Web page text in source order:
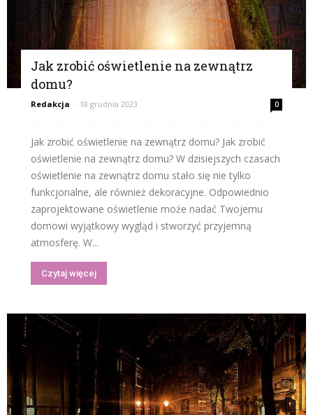
Jak zrobić oświetlenie na zewnątrz
domu?
Redakcja - 18 grudnia 2023 0
Jak zrobić oświetlenie na zewnątrz domu? Jak zrobić
oświetlenie na zewnątrz domu? W dzisiejszych czasach
oświetlenie na zewnątrz domu stało się nie tylko
funkcjonalne, ale również dekoracyjne. Odpowiednio
zaprojektowane oświetlenie może nadać Twojemu
domowi wyjątkowy wygląd i stworzyć przyjemną
atmosferę. W...
Czytaj więcej